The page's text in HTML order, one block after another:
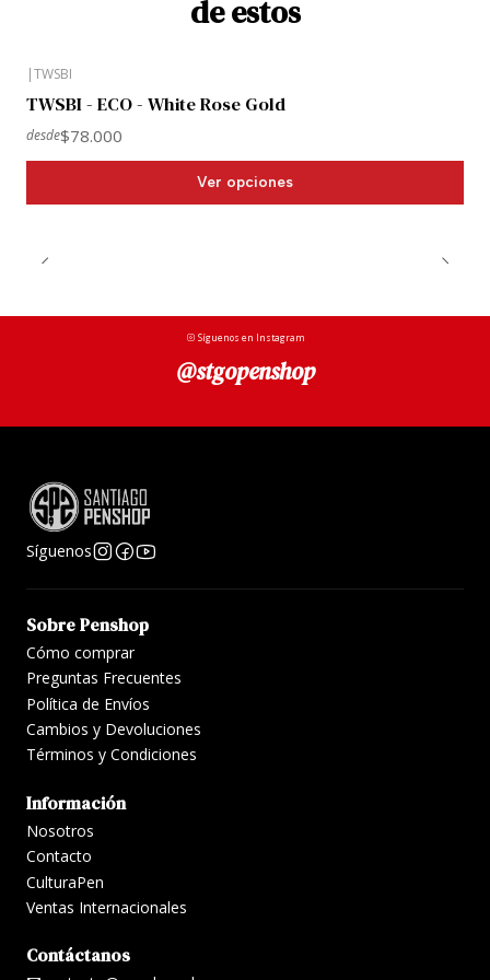
de estos
|TWSBI
TWSBI - ECO - White Rose Gold
desde$78.000
Ver opciones
Síguenos en Instagram
@stgopenshop
Síguenos
Sobre Penshop
Cómo comprar
Preguntas Frecuentes
Política de Envíos
Cambios y Devoluciones
Términos y Condiciones
Información
Nosotros
Contacto
CulturaPen
Ventas Internacionales
Contáctanos